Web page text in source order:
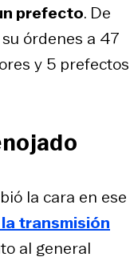
prefecto. De
órdenes a 47
y 5 prefectos
la cara en ese
transmisión
al general